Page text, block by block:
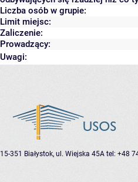
Liczba osób w grupie:
Limit miejsc:
Zaliczenie:
Prowadzący:
Uwagi:
15-351 Białystok, ul. Wiejska 45A tel: +48